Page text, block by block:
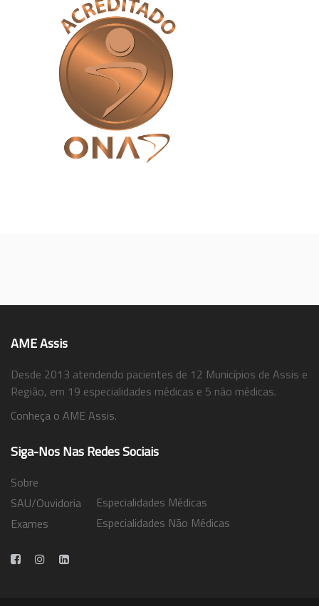
AME Assis
Desde 2013 atendendo pacientes de 12 Municípios de Assis e
Região, em 19 especialidades médicas e 5 não médicas.
Conheça o AME Assis.
Siga-Nos Nas Redes Sociais
Sobre
SAU/Ouvidoria
Exames
Especialidades Médicas
Especialidades Não Médicas